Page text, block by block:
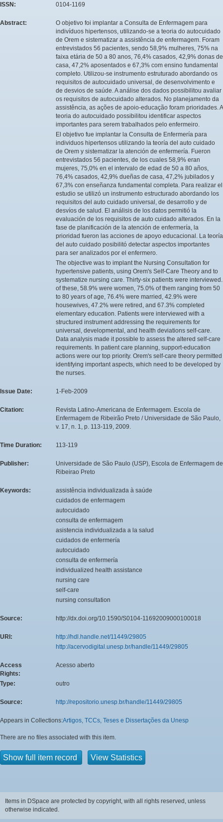
ISSN: 0104-1169
Abstract:
O objetivo foi implantar a Consulta de Enfermagem para
indivíduos hipertensos, utilizando-se a teoria do autocuidado
de Orem e sistematizar a assistência de enfermagem. Foram
entrevistados 56 pacientes, sendo 58,9% mulheres, 75% na
faixa etária de 50 a 80 anos, 76,4% casados, 42,9% donas de
casa, 47,2% aposentados e 67,3% com ensino fundamental
completo. Utilizou-se instrumento estruturado abordando os
requisitos de autocuidado universal, de desenvolvimento e
de desvios de saúde. A análise dos dados possibilitou avaliar
os requisitos de autocuidado alterados. No planejamento da
assistência, as ações de apoio-educação foram prioridades. A
teoria do autocuidado possibilitou identificar aspectos
importantes para serem trabalhados pelo enfermeiro.
El objetivo fue implantar la Consulta de Enfermería para
individuos hipertensos utilizando la teoría del auto cuidado
de Orem y sistematizar la atención de enfermería. Fueron
entrevistados 56 pacientes, de los cuales 58,9% eran
mujeres, 75,0% en el intervalo de edad de 50 a 80 años,
76,4% casados, 42,9% dueñas de casa, 47,2% jubilados y
67,3% con enseñanza fundamental completa. Para realizar el
estudio se utilizó un instrumento estructurado abordando los
requisitos del auto cuidado universal, de desarrollo y de
desvíos de salud. El análisis de los datos permitió la
evaluación de los requisitos de auto cuidado alterados. En la
fase de planificación de la atención de enfermería, la
prioridad fueron las acciones de apoyo educacional. La teoría
del auto cuidado posibilitó detectar aspectos importantes
para ser analizados por el enfermero.
The objective was to implant the Nursing Consultation for
hypertensive patients, using Orem's Self-Care Theory and to
systematize nursing care. Thirty-six patients were interviewed.
of these, 58.9% were women, 75.0% of them ranging from 50
to 80 years of age, 76.4% were married, 42.9% were
housewives, 47.2% were retired, and 67.3% completed
elementary education. Patients were interviewed with a
structured instrument addressing the requirements for
universal, developmental, and health deviations self-care.
Data analysis made it possible to assess the altered self-care
requirements. In patient care planning, support-education
actions were our top priority. Orem's self-care theory permitted
identifying important aspects, which need to be developed by
the nurses.
Issue Date: 1-Feb-2009
Citation:
Revista Latino-Americana de Enfermagem. Escola de
Enfermagem de Ribeirão Preto / Universidade de São Paulo,
v. 17, n. 1, p. 113-119, 2009.
Time Duration: 113-119
Publisher:
Universidade de São Paulo (USP), Escola de Enfermagem de
Ribeirao Preto
Keywords:
assistência individualizada à saúde
cuidados de enfermagem
autocuidado
consulta de enfermagem
asistencia individualizada a la salud
cuidados de enfermería
autocuidado
consulta de enfermería
individualized health assistance
nursing care
self-care
nursing consultation
Source: http://dx.doi.org/10.1590/S0104-11692009000100018
URI:
http://hdl.handle.net/11449/29805
http://acervodigital.unesp.br/handle/11449/29805
Access
Rights:
Acesso aberto
Type: outro
Source: http://repositorio.unesp.br/handle/11449/29805
Appears in Collections:Artigos, TCCs, Teses e Dissertações da Unesp
There are no files associated with this item.
Show full item record View Statistics
Items in DSpace are protected by copyright, with all rights reserved, unless
otherwise indicated.